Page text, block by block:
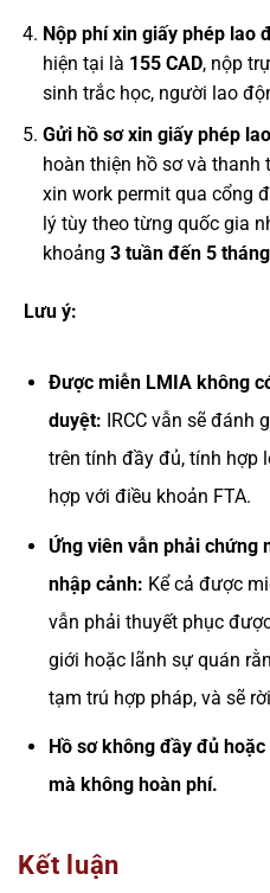
Nộp phí xin giấy phép lao
hiện tại là 155 CAD, nộp
sinh trắc học, người lao
Gửi hồ sơ xin giấy phép
hoàn thiện hồ sơ và thanh
xin work permit qua cổng
lý tùy theo từng quốc gia
khoảng 3 tuần đến 5 tháng
Lưu ý:
Được miễn LMIA không
duyệt: IRCC vẫn sẽ đánh
trên tính đầy đủ, tính hợp
hợp với điều khoản FTA.
Ứng viên vẫn phải chứng
nhập cảnh: Kể cả được
vẫn phải thuyết phục
giới hoặc lãnh sự quán
tạm trú hợp pháp, và sẽ
Hồ sơ không đầy đủ
mà không hoàn phí.
Kết luận